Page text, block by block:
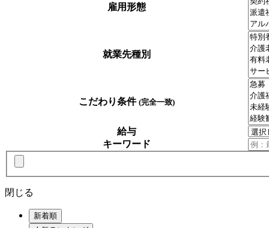
雇用形態
就業先種別
こだわり条件 (完全一致)
給与
キーワード
閉じる
新着順